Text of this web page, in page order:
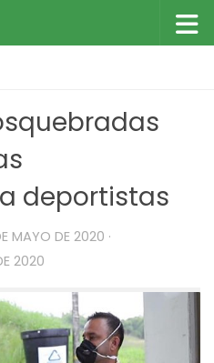
deportistas
MAYO DE 2020 ·
2020